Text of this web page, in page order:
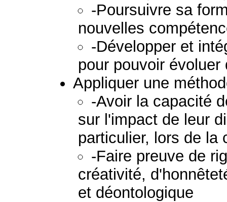
-Poursuivre sa
nouvelles
-Développer et
pour pouvoir
Appliquer une
-Avoir la capacité
sur l'impact de leur
particulier, lors de la
-Faire preuve de
créativité,
et déontologique